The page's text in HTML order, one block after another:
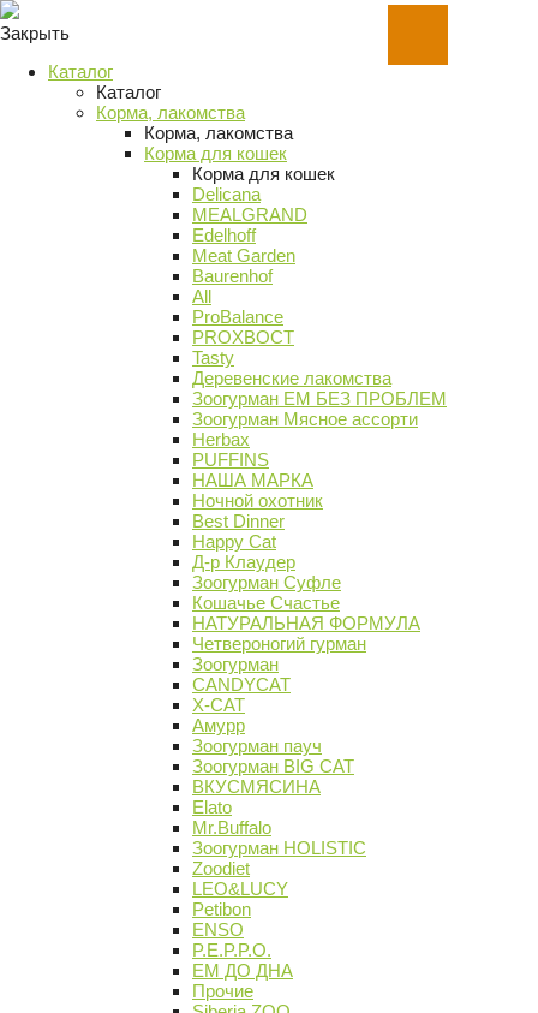
Закрыть
Каталог
Каталог
Корма, лакомства
Корма, лакомства
Корма для кошек
Корма для кошек
Delicana
MEALGRAND
Edelhoff
Meat Garden
Baurenhof
All
ProBalance
PROХВОСТ
Tasty
Деревенские лакомства
Зоогурман ЕМ БЕЗ ПРОБЛЕМ
Зоогурман Мясное ассорти
Herbax
PUFFINS
НАША МАРКА
Ночной охотник
Best Dinner
Happy Cat
Д-р Клаудер
Зоогурман Суфле
Кошачье Счастье
НАТУРАЛЬНАЯ ФОРМУЛА
Четвероногий гурман
Зоогурман
CANDYCAT
X-CAT
Амурр
Зоогурман пауч
Зоогурман BIG CAT
ВКУСМЯСИНА
Elato
Mr.Buffalo
Зоогурман HOLISTIC
Zoodiet
LEO&LUCY
Petibon
ENSO
P.E.P.P.O.
ЕМ ДО ДНА
Прочие